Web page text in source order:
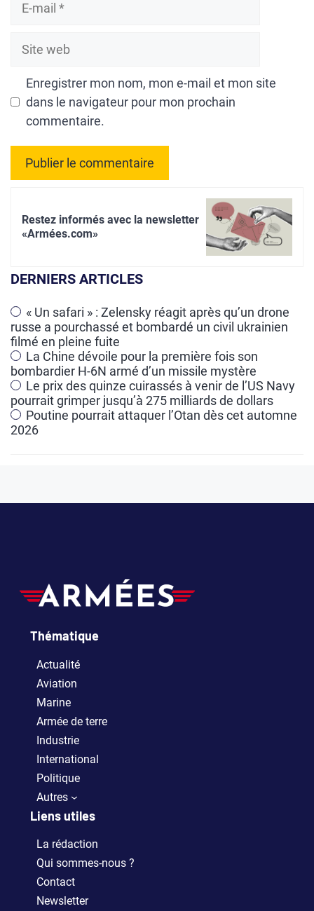
Site
Enregistrer mon nom, mon e-mail et mon site
dans le navigateur pour mon prochain
commentaire.
r
a
t
i
v
e
:
Restez informés avec la newsletter
«Armées.com»
DERNIERS ARTICLES
« Un safari » : Zelensky réagit après qu’un drone
russe a pourchassé et bombardé un civil ukrainien
filmé en pleine fuite
La Chine dévoile pour la première fois son
bombardier H-6N armé d’un missile mystère
Le prix des quinze cuirassés à venir de l’US Navy
pourrait grimper jusqu’à 275 milliards de dollars
Poutine pourrait attaquer l’Otan dès cet automne
2026
Thématique
Actualité
Aviation
Marine
Armée de terre
Industrie
International
Politique
Autres
Liens utiles
La rédaction
Qui sommes-nous ?
Contact
Newsletter